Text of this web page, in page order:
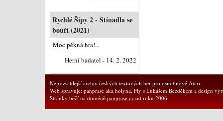
Rychlé Šípy 2 - Stínadla se
bouří (2021)
Moc pěkná hra!...
Herní badatel - 14. 2. 2022
Nejrozsáhlejší archiv českých textových her pro osmibitové Atari.
Web spravuje: panprase aka holyna, Fly s Lukášem Bezděkem a design
Stránky běží na doméně panprase.cz od roku 2006.